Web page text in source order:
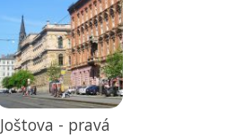
Joštova - pravá